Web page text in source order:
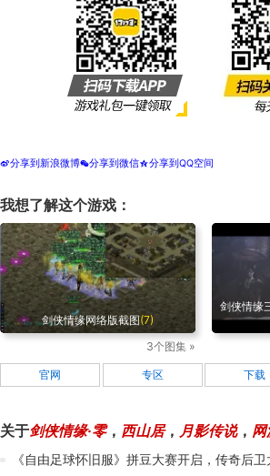
t分享到新浪微博w分享到微信z分享到QQ空间
我想了解这个游戏：
剑侠情缘网络版截图(7)
3个图集 »
剑侠情缘
官网 专区 下载
关于剑侠情缘·零， 西山居， 月影传说， 网